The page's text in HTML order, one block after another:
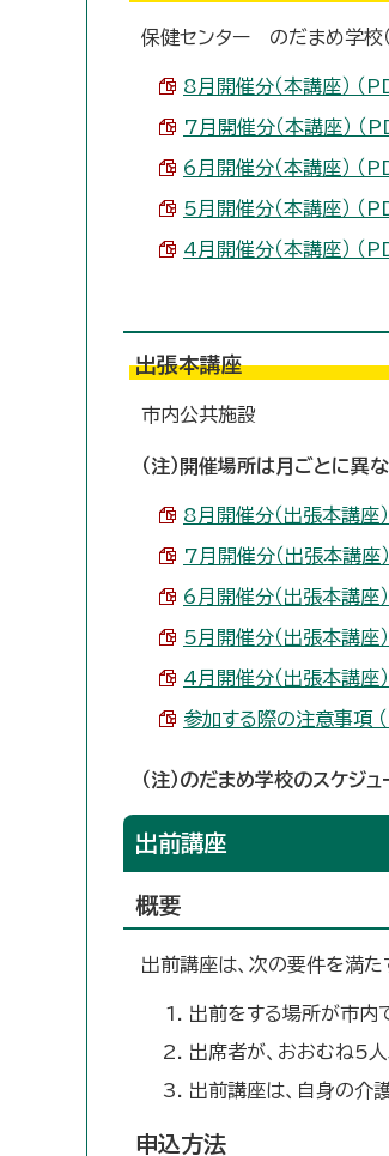
保健センター のだまめ学校
8月開催分（本講座） （
7月開催分（本講座） （
6月開催分（本講座） （
5月開催分（本講座） （
4月開催分（本講座） （
出張本講座
市内公共施設
（注）開催場所は月ごとに異
8月開催分（出張本講
7月開催分（出張本講
6月開催分（出張本講座
5月開催分（出張本講座
4月開催分（出張本講座
参加する際の注意事項
（注）のだまめ学校のスケジ
出前講座
概要
出前講座は、次の要件を満た
出前をする場所が市内
出席者が、おおむね5人
出前講座は、自身の介
申込方法